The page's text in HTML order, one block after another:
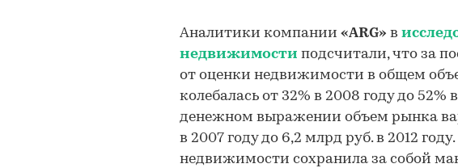
Аналитики компании «ARG» в
недвижимости подсчитали, что за
от оценки недвижимости в общем
колебалась от 32% в 2008 году до 52%
денежном выражении объем рынка
в 2007 году до 6,2 млрд руб. в 2012
недвижимости сохранила за собой